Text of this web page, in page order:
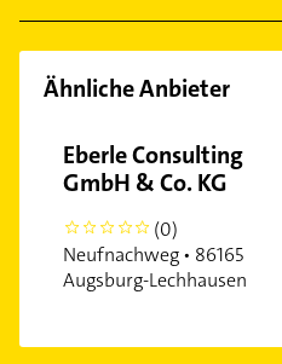
Ähnliche Anbieter
Eberle Consulting
GmbH & Co. KG
0
(0)
Neufnachweg • 86165
Augsburg-Lechhausen